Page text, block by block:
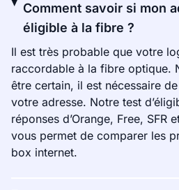
Comment savoir si mon
éligible à la fibre ?
Il est très probable que votre
raccordable à la fibre optique.
être certain, il est nécessaire
votre adresse. Notre test
réponses d’Orange, Free, SFR
vous permet de comparer les
box internet.